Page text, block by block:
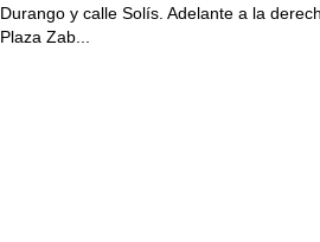
Durango y calle Solís. Adelante a la
Plaza Zab...